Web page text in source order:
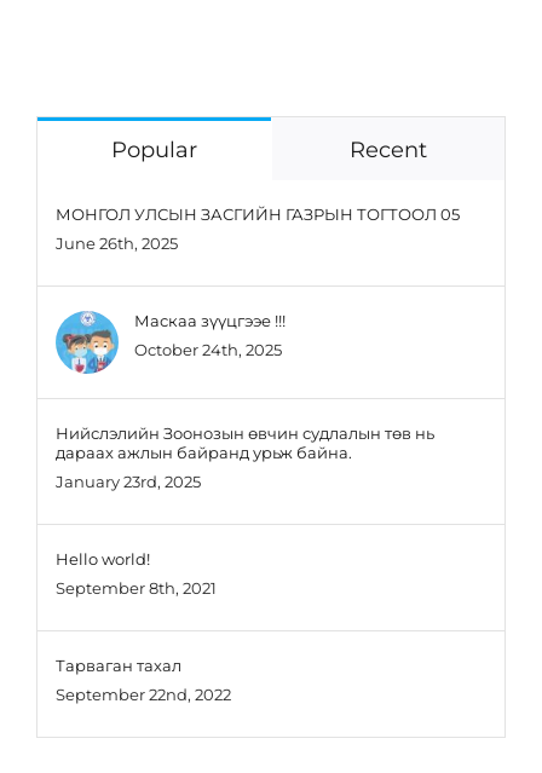
Popular Recent
МОНГОЛ УЛСЫН ЗАСГИЙН ГАЗРЫН ТОГТООЛ 05
June 26th, 2025
Маскаа зүүцгээе !!!
October 24th, 2025
Нийслэлийн Зоонозын өвчин судлалын төв нь
дараах ажлын байранд урьж байна.
January 23rd, 2025
Hello world!
September 8th, 2021
Тарваган тахал
September 22nd, 2022